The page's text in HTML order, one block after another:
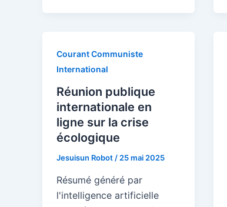
Courant Communiste
International
Réunion publique
internationale en
ligne sur la crise
écologique
Jesuisun Robot / 25 mai 2025
Résumé généré par
l'intelligence artificielle